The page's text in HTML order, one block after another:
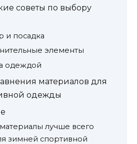
советы по выбору
и посадка
элементы
одеждой
материалов для
одежды
лучше всего
зимней спортивной